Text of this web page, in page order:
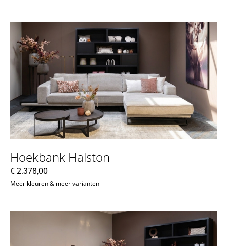
Hoekbank Halston
€ 2.378,00
Meer kleuren & meer varianten